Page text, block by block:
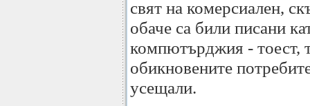
свят на комерсиален,
обаче са били писани
компютърджия - тоест,
обикновените
усещали.